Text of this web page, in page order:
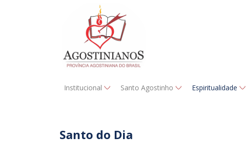
Institucional Santo Agostinho Espiritualidade
Santo do Dia